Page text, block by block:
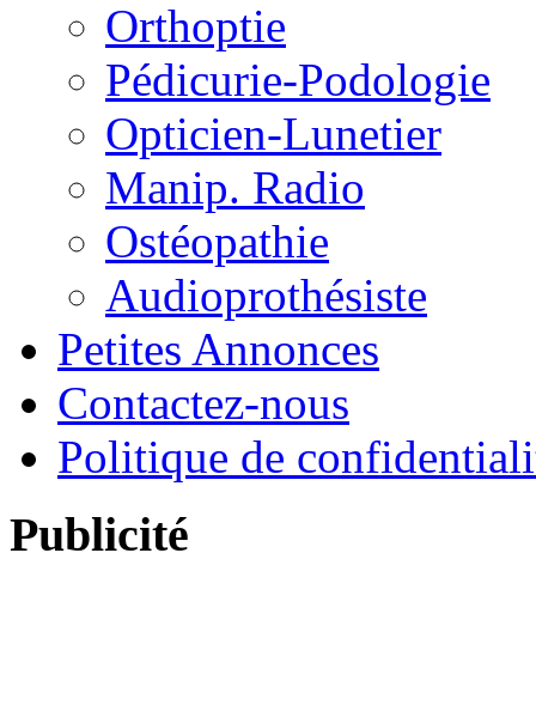
Orthoptie
Pédicurie-Podologie
Opticien-Lunetier
Manip. Radio
Ostéopathie
Audioprothésiste
Petites Annonces
Contactez-nous
Politique de
Publicité